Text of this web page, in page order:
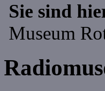
Sie sind
Museum